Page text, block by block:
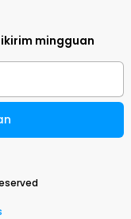
mingguan